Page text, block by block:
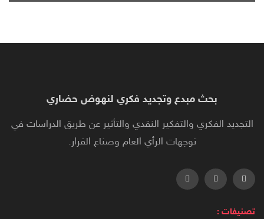
بحث مبدع وتجديد فكري لنهوض حضاري
التجديد الفكري والتفكير النقدي والتأثير عن طريق الدراسات في
توجهات الرأي العام وصناع القرار.
تصنيفات :